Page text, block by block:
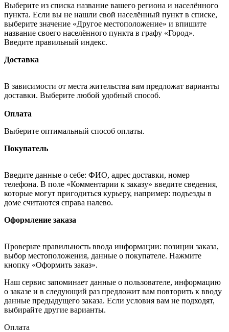
Выберите из списка название вашего региона и населённого
пункта. Если вы не нашли свой населённый пункт в списке,
выберите значение «Другое местоположение» и впишите
название своего населённого пункта в графу «Город».
Введите правильный индекс.
Доставка
В зависимости от места жительства вам предложат варианты
доставки. Выберите любой удобный способ.
Оплата
Выберите оптимальный способ оплаты.
Покупатель
Введите данные о себе: ФИО, адрес доставки, номер
телефона. В поле «Комментарии к заказу» введите сведения,
которые могут пригодиться курьеру, например: подъезды в
доме считаются справа налево.
Оформление заказа
Проверьте правильность ввода информации: позиции заказа,
выбор местоположения, данные о покупателе. Нажмите
кнопку «Оформить заказ».
Наш сервис запоминает данные о пользователе, информацию
о заказе и в следующий раз предложит вам повторить к вводу
данные предыдущего заказа. Если условия вам не подходят,
выбирайте другие варианты.
Оплата